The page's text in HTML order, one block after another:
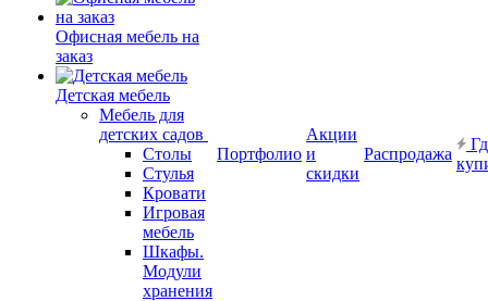
Офисная мебель на
заказ
Детская мебель
Мебель для
детских садов
Столы
Стулья
Кровати
Игровая
мебель
Шкафы.
Модули
хранения
Портфолио
Акции
и
скидки
Распродажа